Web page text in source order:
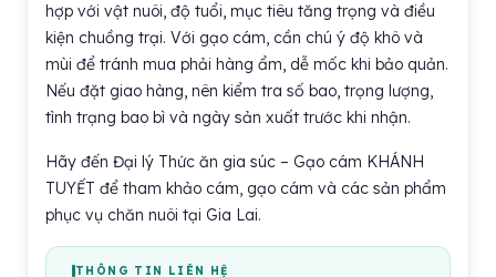
hợp với vật nuôi, độ tuổi, mục tiêu tăng trọng và điều
kiện chuồng trại. Với gạo cám, cần chú ý độ khô và
mùi để tránh mua phải hàng ẩm, dễ mốc khi bảo quản.
Nếu đặt giao hàng, nên kiểm tra số bao, trọng lượng,
tình trạng bao bì và ngày sản xuất trước khi nhận.
Hãy đến Đại lý Thức ăn gia súc – Gạo cám KHÁNH
TUYẾT để tham khảo cám, gạo cám và các sản phẩm
phục vụ chăn nuôi tại Gia Lai.
THÔNG TIN LIÊN HỆ